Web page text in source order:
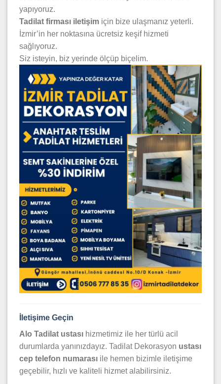
yapıyoruz.
Tadilat firması iletişim için bize ulaşmanız yeterli.
İzmir’in her noktasına ücretsiz keşif hizmeti
sağlıyoruz.
Siz isteyin, biz yerinde ölçüp biçelim.
İletişime Geçin
Alo Tadilat ustası hizmetimiz ile her türlü acil
durumlarda yanınızdayız. Tadilat Dekorasyon ustası
cep telefon numarası ile hemen bizimle iletişime
geçebilir, hızlı ve kaliteli hizmet alabilirsiniz.